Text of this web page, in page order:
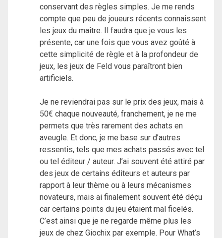
conservant des règles simples. Je me rends
compte que peu de joueurs récents connaissent
les jeux du maître. Il faudra que je vous les
présente, car une fois que vous avez goûté à
cette simplicité de règle et à la profondeur de
jeux, les jeux de Feld vous paraîtront bien
artificiels.
Je ne reviendrai pas sur le prix des jeux, mais à
50€ chaque nouveauté, franchement, je ne me
permets que très rarement des achats en
aveugle. Et donc, je me base sur d’autres
ressentis, tels que mes achats passés avec tel
ou tel éditeur / auteur. J’ai souvent été attiré par
des jeux de certains éditeurs et auteurs par
rapport à leur thème ou à leurs mécanismes
novateurs, mais ai finalement souvent été déçu
car certains points du jeu étaient mal ficelés.
C’est ainsi que je ne regarde même plus les
jeux de chez Giochix par exemple. Pour What’s